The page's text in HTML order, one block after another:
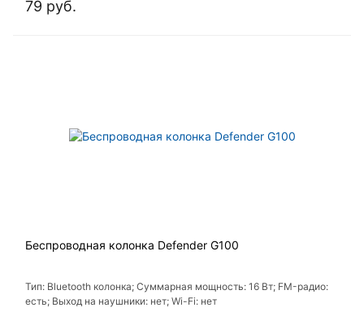
79 руб.
Беспроводная колонка Defender G100
Тип: Bluetooth колонка; Суммарная мощность: 16 Вт; FM-радио:
есть; Выход на наушники: нет; Wi-Fi: нет